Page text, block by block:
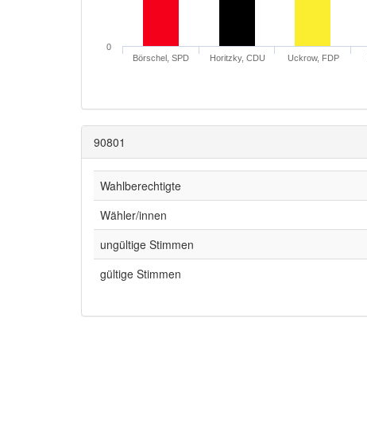
Börschel, SPD Horitzky, CDU Uckrow, FDP
0
90801
Wahlberechtigte
Wähler/innen
ungültige Stimmen
gültige Stimmen